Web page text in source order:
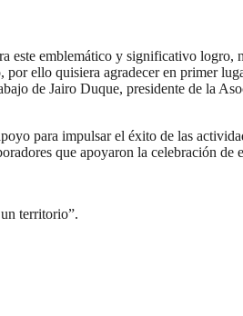
emblemático y significativo logro,
ello quisiera agradecer en primer
de Jairo Duque, presidente de la
para impulsar el éxito de las
que apoyaron la celebración de
territorio”.